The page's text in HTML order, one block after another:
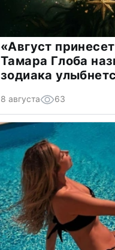
«Август
Тамара Глоба
зодиака
8 августа 63